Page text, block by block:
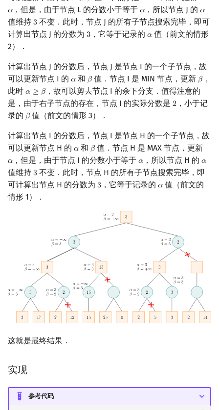
𝛼
α ，但是，由于节点 L 的分数小于等于𝛼
α ，所以节点 J 的𝛼
α
值维持 3
3 不变．此时，节点 J 的所有子节点搜索完毕，即可
计算出节点 J 的分数为 3
3 ，它等于记录的 𝛼
α 值（前文的情形
2）．
计算出节点 J 的分数后，节点 J 是节点 I 的一个子节点，故
可以更新节点 I 的 𝛼
α 和 𝛽
β 值．节点 I 是 MIN 节点，更新 𝛽
β ，
此时 𝛼 ≥ 𝛽
α≥β
，故可以剪去节点 I 的余下分支．值得注意的
是，由于右子节点的存在，节点 I 的实际分数是 2
2 ，小于记
录的 𝛽
β 值（前文的情形 3）．
计算出节点 I 的分数后，节点 I 是节点 H 的一个子节点，故
可以更新节点 H 的 𝛼
α 和 𝛽
β 值．节点 H 是 MAX 节点，更新
𝛼
α ，但是，由于节点 I 的分数小于等于𝛼
α ，所以节点 H 的𝛼
α
值维持 3
3 不变．此时，节点 H 的所有子节点搜索完毕，即
可计算出节点 H 的分数为 3
3 ，它等于记录的 𝛼
α 值（前文的
情形 1）．
这就是最终结果．
实现
参考代码